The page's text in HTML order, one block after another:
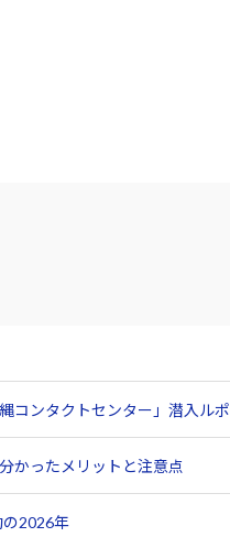
コンタクトセンター」潜入ルポ
かったメリットと注意点
の2026年